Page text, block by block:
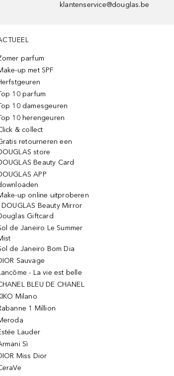
klantenservice@douglas.be
parfum
up met SPF
10 parfum
10 damesgeuren
10 herengeuren
& collect
retourneren een
store
Beauty Card
APP
up online uitproberen
DOUGLAS Beauty Mirror
Giftcard
de Janeiro Le Summer
de Janeiro Bom Dia
Sauvage
- La vie est belle
BLEU DE CHANEL
Milano
1 Million
Lauder
Sì
Miss Dior